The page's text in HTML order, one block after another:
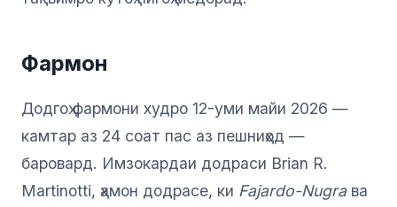
Фармон
Додгоҳ фармони худро 12-уми майи 2026 —
камтар аз 24 соат пас аз пешниҳод —
баровард. Имзокардаи додраси Brian R.
Martinotti, ҳамон додрасе, ки Fajardo-Nugraва